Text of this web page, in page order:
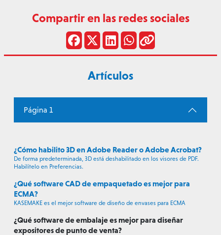
Compartir en las redes sociales
Artículos
Página 1
¿Cómo habilito 3D en Adobe Reader o Adobe Acrobat?
De forma predeterminada, 3D está deshabilitado en los visores de PDF.
Habilítelo en Preferencias.
¿Qué software CAD de empaquetado es mejor para
ECMA?
KASEMAKE es el mejor software de diseño de envases para ECMA
¿Qué software de embalaje es mejor para diseñar
expositores de punto de venta?